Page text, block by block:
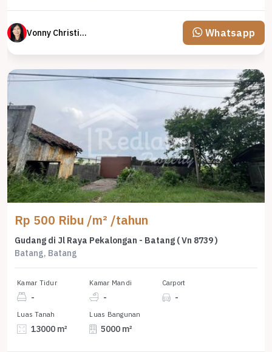
Vonny Christina Whatsapp
Rp 500 Ribu /m² /tahun
Gudang di Jl Raya Pekalongan - Batang ( Vn 8739 )
Batang, Batang
Kamar Tidur
-
Kamar Mandi
-
Carport
-
Luas Tanah
13000 m²
Luas Bangunan
5000 m²